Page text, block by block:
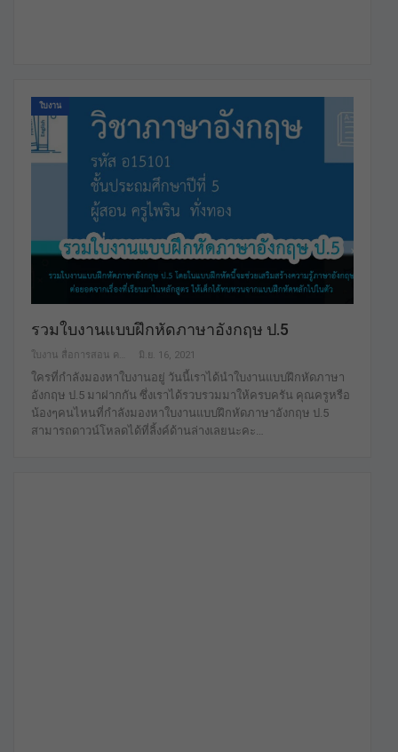
ใบงาน
รวมใบงานแบบฝึกหัดภาษาอังกฤษ ป.5
มิ.ย. 16, 2021
ใครที่กำลังมองหาใบงานอยู่ วันนี้เราได้นำใบงานแบบฝึกหัดภาษา
อังกฤษ ป.5 มาฝากกัน ซึ่งเราได้รวบรวมมาให้ครบครัน คุณครูหรือ
น้องๆคนไหนที่กำลังมองหาใบงานแบบฝึกหัดภาษาอังกฤษ ป.5
สามารถดาวน์โหลดได้ที่ลิ้งค์ด้านล่างเลยนะคะ…